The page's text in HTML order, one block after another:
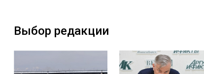
Выбор редакции